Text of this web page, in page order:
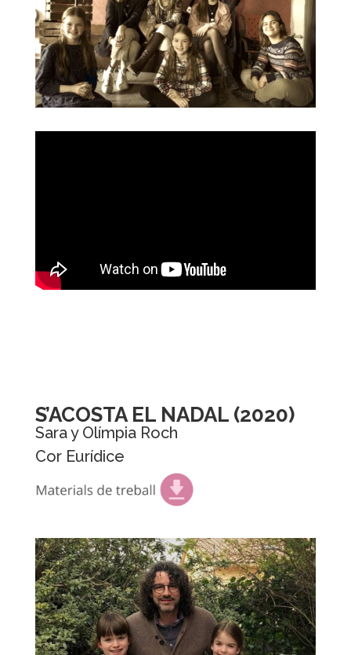
S’ACOSTA EL NADAL (2020)
Sara y Olímpia Roch
Cor Eurídice